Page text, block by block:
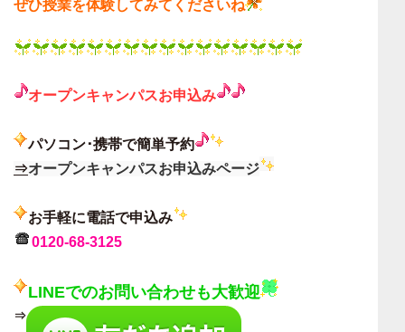
ぜひ授業を体験してみてくださいね
オープンキャンパスお申込み
パソコン･携帯で簡単予約
⇒オープンキャンパスお申込みページ
お手軽に電話で申込み
0120-68-3125
LINEでのお問い合わせも大歓迎
⇒